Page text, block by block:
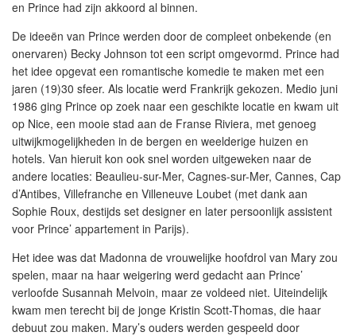
en Prince had zijn akkoord al binnen.
De ideeën van Prince werden door de compleet onbekende (en
onervaren) Becky Johnson tot een script omgevormd. Prince had
het idee opgevat een romantische komedie te maken met een
jaren (19)30 sfeer. Als locatie werd Frankrijk gekozen. Medio juni
1986 ging Prince op zoek naar een geschikte locatie en kwam uit
op Nice, een mooie stad aan de Franse Riviera, met genoeg
uitwijkmogelijkheden in de bergen en weelderige huizen en
hotels. Van hieruit kon ook snel worden uitgeweken naar de
andere locaties: Beaulieu-sur-Mer, Cagnes-sur-Mer, Cannes, Cap
d’Antibes, Villefranche en Villeneuve Loubet (met dank aan
Sophie Roux, destijds set designer en later persoonlijk assistent
voor Prince’ appartement in Parijs).
Het idee was dat Madonna de vrouwelijke hoofdrol van Mary zou
spelen, maar na haar weigering werd gedacht aan Prince’
verloofde Susannah Melvoin, maar ze voldeed niet. Uiteindelijk
kwam men terecht bij de jonge Kristin Scott-Thomas, die haar
debuut zou maken. Mary’s ouders werden gespeeld door